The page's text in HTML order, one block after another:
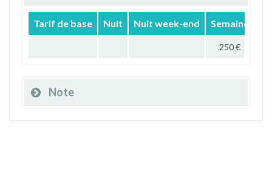
Tarif de base Nuit Nuit week-end Semaine
250 €
Note